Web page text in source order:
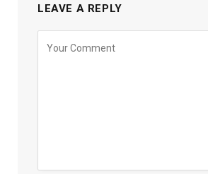
LEAVE A REPLY